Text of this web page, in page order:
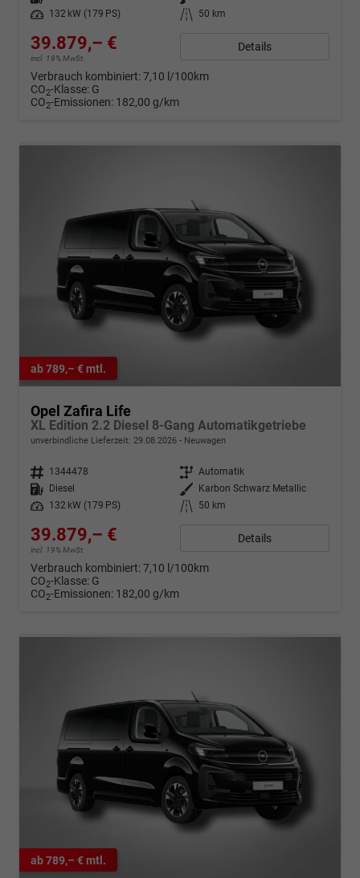
Leistung
132 kW (179 PS) Kilometerstand 50 km
39.879,– €
incl. 19% MwSt.
Details
Verbrauch kombiniert:7,10 l/100km
CO2-Klasse: G
CO2-Emissionen: 182,00 g/km
ab 789,– € mtl.
Opel Zafira Life
XL Edition 2.2 Diesel 8-Gang Automatikgetriebe
unverbindliche Lieferzeit: 29.08.2026 Neuwagen
Fahrzeugnr. 1344478 Getriebe Automatik
Kraftstoff
Diesel Außenfarbe
Karbon Schwarz Metallic
Leistung
132 kW (179 PS) Kilometerstand 50 km
39.879,– €
incl. 19% MwSt.
Details
Verbrauch kombiniert:7,10 l/100km
CO2-Klasse: G
CO2-Emissionen: 182,00 g/km
ab 789,– € mtl.